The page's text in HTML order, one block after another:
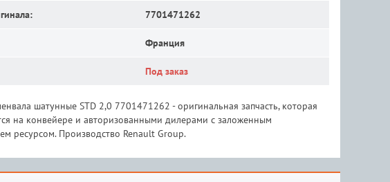
7701471262
Франция
Под заказ
шатунные STD 2,0 7701471262 - оригинальная запчасть, которая
на конвейере и авторизованными дилерами с заложенным
ресурсом. Производство Renault Group.